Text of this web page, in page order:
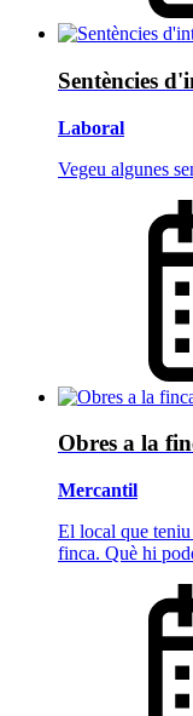
Sentències
Laboral
Vegeu algunes
Obres a la
Mercantil
El local que teniu
finca. Què hi